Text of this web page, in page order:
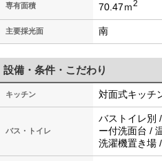
専有面積 70.47ｍ2
主要採光面 南
設備・条件・こだわり
キッチン 対面式キッチ
バス・トイレ
バストイレ別
ー付洗面台 /
洗濯機置き場 /